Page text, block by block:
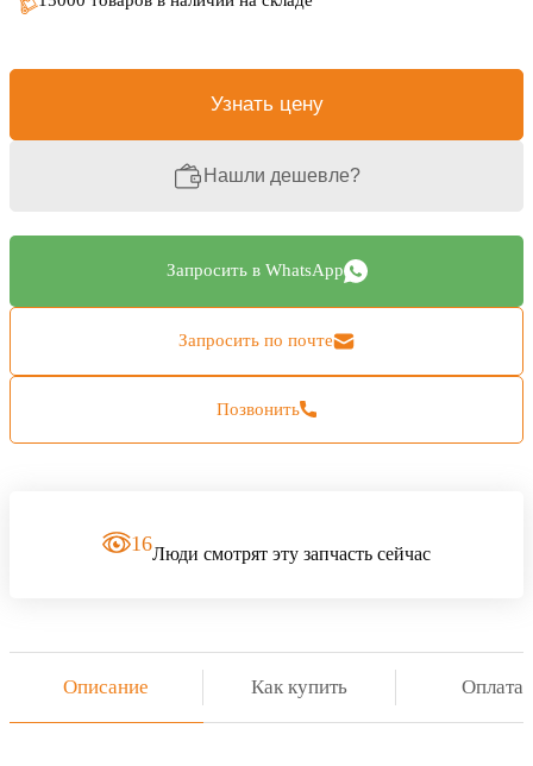
Узнать цену
Нашли дешевле?
Запросить в WhatsApp
Запросить по почте
Позвонить
16Люди смотрят эту запчасть сейчас
Описание Как купить Оплата